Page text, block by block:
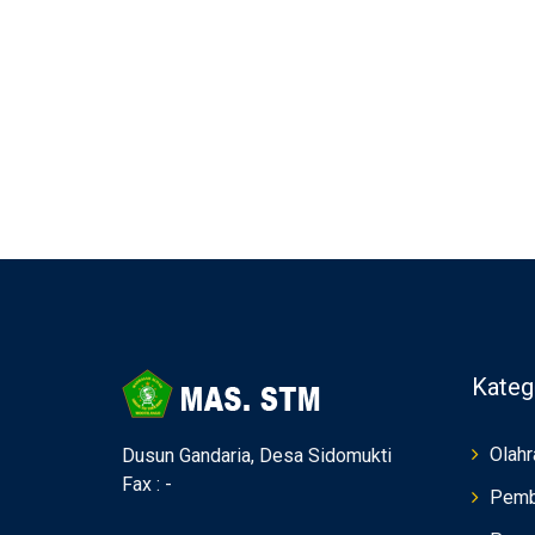
Dusun Gandaria, Desa Sidomukti
Fax : -